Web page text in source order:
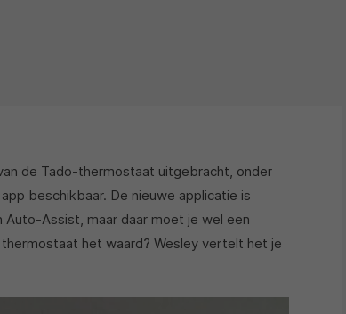
de Tado-thermostaat uitgebracht, onder
beschikbaar. De nieuwe applicatie is
Assist, maar daar moet je wel een
het waard? Wesley vertelt het je